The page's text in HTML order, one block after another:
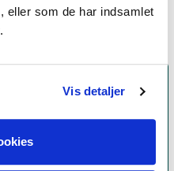
eller som de har indsamlet
Vis detaljer